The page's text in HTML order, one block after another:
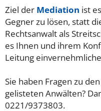
Ziel der Mediation ist
Gegner zu lösen, statt
Rechtsanwalt als
es Ihnen und ihrem
Leitung
Sie haben Fragen zu
gelisteten Anwälten?
0221/9373803.